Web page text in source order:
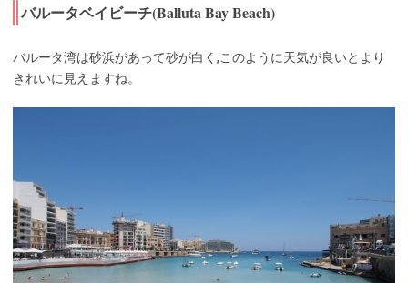
バルータベイビーチ(Balluta Bay Beach)
バルータ湾は砂浜があって砂が白く,このように天気が良いとより
きれいに見えますね。